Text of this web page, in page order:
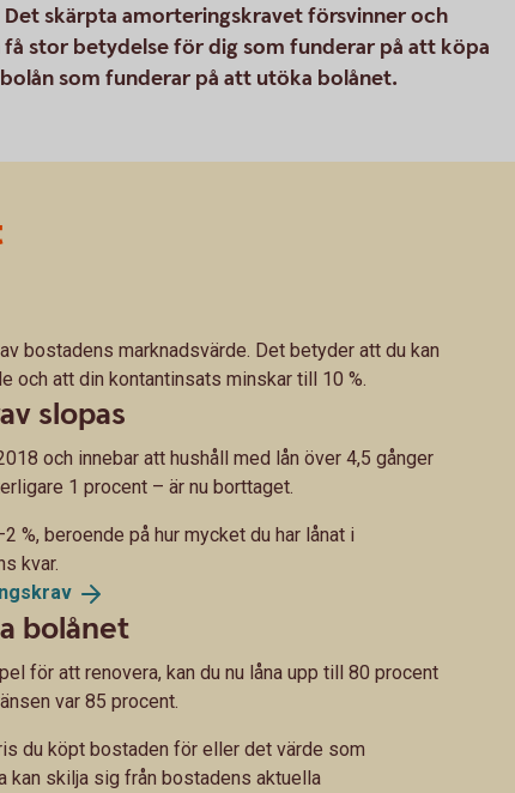
skärpta amorteringskravet försvinner och
stor betydelse för dig som funderar på att köpa
som funderar på att utöka bolånet.
bostadens marknadsvärde. Det betyder att du kan
och att din kontantinsats minskar till 10 %.
slopas
och innebar att hushåll med lån över 4,5 gånger
1 procent – är nu borttaget.
%, beroende på hur mycket du har lånat i
kvar.
bolånet
för att renovera, kan du nu låna upp till 80 procent
var 85 procent.
du köpt bostaden för eller det värde som
skilja sig från bostadens aktuella